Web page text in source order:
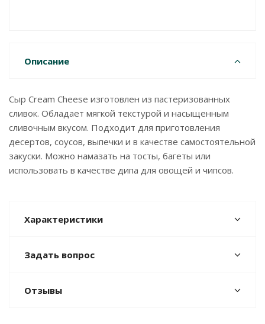
Описание
Сыр Cream Cheese изготовлен из пастеризованных
сливок. Обладает мягкой текстурой и насыщенным
сливочным вкусом. Подходит для приготовления
десертов, соусов, выпечки и в качестве самостоятельной
закуски. Можно намазать на тосты, багеты или
использовать в качестве дипа для овощей и чипсов.
Характеристики
Задать вопрос
Отзывы